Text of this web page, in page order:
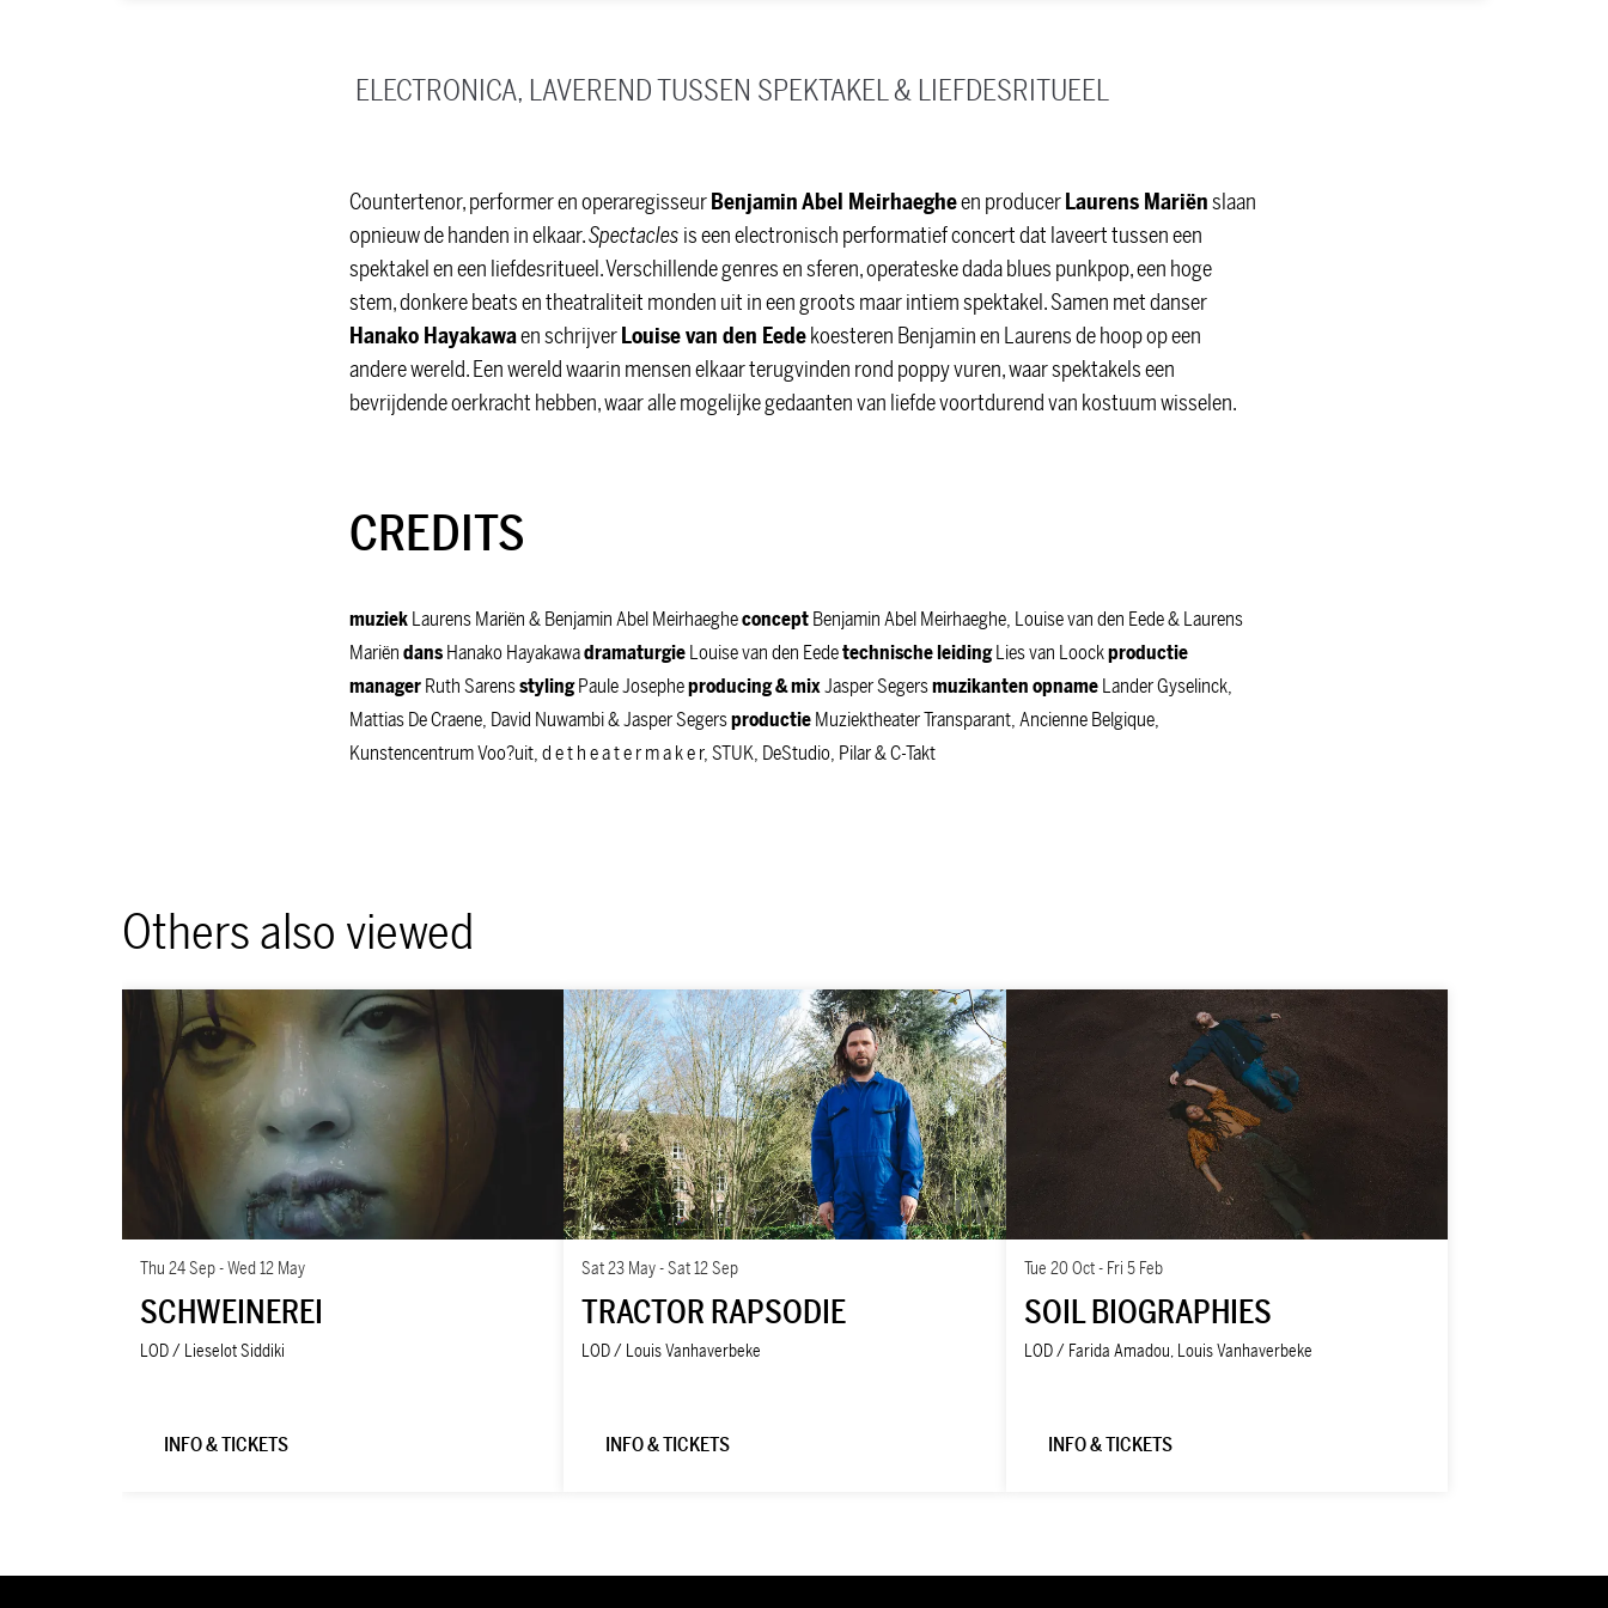
ELECTRONICA, LAVEREND TUSSEN SPEKTAKEL & LIEFDESRITUEEL
Countertenor, performer en operaregisseurBenjamin Abel Meirhaegheen producerLaurens Mariënslaan
opnieuw de handen in elkaar.Spectacles is een electronisch performatief concert dat laveert tussen een
spektakel en een liefdesritueel. Verschillende genres en sferen, operateske dada blues punkpop, een hoge
stem, donkere beats en theatraliteit monden uit in een groots maar intiem spektakel. Samen met danser
Hanako Hayakawaen schrijverLouise van den Eedekoesteren Benjamin en Laurens de hoop op een
andere wereld. Een wereld waarin mensen elkaar terugvinden rond poppy vuren, waar spektakels een
bevrijdende oerkracht hebben, waar alle mogelijke gedaanten van liefde voortdurend van kostuum wisselen.
CREDITS
muziekLaurens Mariën & Benjamin Abel MeirhaegheconceptBenjamin Abel Meirhaeghe, Louise van den Eede & Laurens
MariëndansHanako HayakawadramaturgieLouise van den EedetechnischeleidingLies van Loockproductie
managerRuth SarensstylingPaule Josepheproducing&mixJasper SegersmuzikantenopnameLander Gyselinck,
Mattias De Craene, David Nuwambi & Jasper SegersproductieMuziektheater Transparant, Ancienne Belgique,
Kunstencentrum Voo?uit, d e t h e a t e r m a k e r, STUK, DeStudio, Pilar & C-Takt
Others also viewed
SCHWEINEREI
LOD / Lieselot Siddiki
Thu 24 Sep-Wed 12 May
INFO & TICKETS
TRACTOR RAPSODIE
LOD / Louis Vanhaverbeke
Sat 23 May-Sat 12 Sep
INFO & TICKETS
SOIL BIOGRAPHIES
LOD / Farida Amadou, Louis Vanhaverbeke
Tue 20 Oct- Fri 5 Feb
INFO & TICKETS